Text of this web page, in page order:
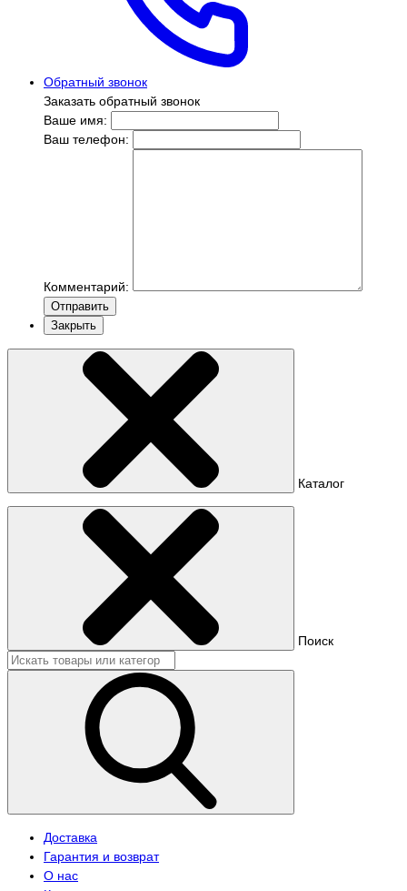
Обратный звонок
Заказать обратный звонок
Ваше имя:
Ваш телефон:
Комментарий:
Отправить
Закрыть
Каталог
Поиск
Доставка
Гарантия и возврат
О нас